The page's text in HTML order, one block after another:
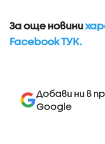
За още новини
Facebook ТУК.
Добави ни в
Google